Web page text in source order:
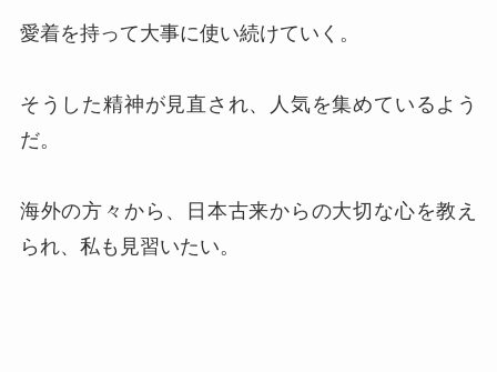
愛着を持って大事に使い続けていく。
そうした精神が見直され、人気を集めているよう
だ。
海外の方々から、日本古来からの大切な心を教え
られ、私も見習いたい。